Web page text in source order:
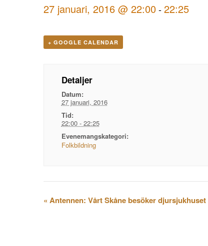
27 januari, 2016 @ 22:00-22:25
+ GOOGLE CALENDAR
Detaljer
Datum:
27 januari, 2016
Tid:
22:00 - 22:25
Evenemangskategori:
Folkbildning
Evenemangsnavigation
« Antennen: Vårt Skåne besöker djursjukhuset